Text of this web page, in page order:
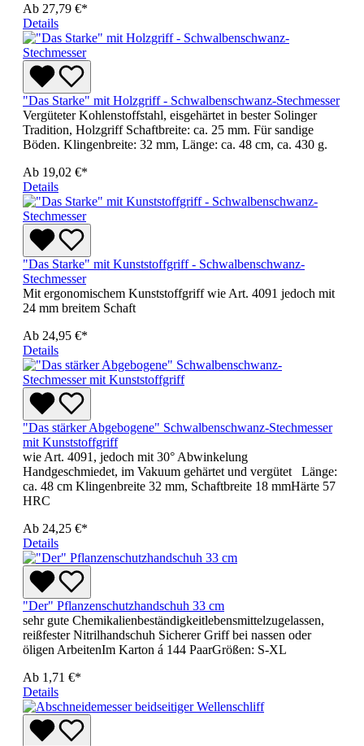
Ab 27,79 €*
Details
"Das Starke" mit Holzgriff - Schwalbenschwanz-Stechmesser
Vergüteter Kohlenstoffstahl, eisgehärtet in bester Solinger
Tradition, Holzgriff Schaftbreite: ca. 25 mm. Für sandige
Böden. Klingenbreite: 32 mm, Länge: ca. 48 cm, ca. 430 g.
Ab 19,02 €*
Details
"Das Starke" mit Kunststoffgriff - Schwalbenschwanz-
Stechmesser
Mit ergonomischem Kunststoffgriff wie Art. 4091 jedoch mit
24 mm breitem Schaft
Ab 24,95 €*
Details
"Das stärker Abgebogene" Schwalbenschwanz-Stechmesser
mit Kunststoffgriff
wie Art. 4091, jedoch mit 30° Abwinkelung
Handgeschmiedet, im Vakuum gehärtet und vergütet Länge:
ca. 48 cm Klingenbreite 32 mm, Schaftbreite 18 mmHärte 57
HRC
Ab 24,25 €*
Details
"Der" Pflanzenschutzhandschuh 33 cm
sehr gute Chemikalienbeständigkeitlebensmittelzugelassen,
reißfester Nitrilhandschuh Sicherer Griff bei nassen oder
öligen ArbeitenIm Karton á 144 PaarGrößen: S-XL
Ab 1,71 €*
Details